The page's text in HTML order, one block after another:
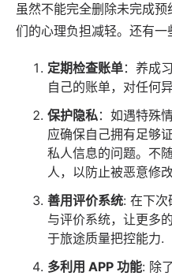
虽然不能完全删除未完成
们的心理负担减轻。还有一
定期检查账单：养成
自己的账单，对任何
保护隐私：如遇特殊
应确保自己拥有足够
私人信息的问题。不
人，以防止被恶意修
善用评价系统: 在下
与评价系统，让更多
于旅途质量把控能力.
多利用 APP 功能: 除